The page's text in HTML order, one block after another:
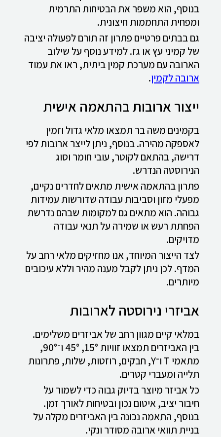
בנוסף, הוא משפר את הבטיחות התרמית
ומפחית התחממות חיצונית.
גם בבתים פרטיים פתרון זה תורם לפעולה יציבה
של קמיני עץ או גז. למידע נוסף על שילוב
הארובה עם מערכת קמין ביתית, ראו את עמוד
ארובה לקמין.
ייצור ארובות בהתאמה אישית
בקמינים משה בר תמצאו מלאי גדול וזמין
לאספקה מהירה. בנוסף, ניתן לייצר ארובות לפי
דרישה, בהתאם לקוטר, עובי חומר וסוג
הנירוסטה הנדרש.
פתרון בהתאמה אישית מתאים לחדרים נקיים,
מפעלי מזון וסביבות עבודה שדורשות עמידות
גבוהה. הוא מתאים גם למקומות שבהם נדרשת
הפחתת רעש או שמירה על תנאי עבודה
מדויקים.
לצד הייצור המיוחד, אנו מחזיקים מלאי רחב על
המדף. לכן ניתן לקבל מענה מהיר וללא עיכובים
מיותרים.
אביזרי נירוסטה לארובות
במלאי קיים מגוון רחב של אביזרים משלימים.
בין האביזרים תמצאו זוויות 15°, 45° ו־90°,
מתאמי T ו־Y, חבקים, רוזטות, שלות, פתרונות
תלייה ומעברי קטרים.
כל אביזר מיוצר בדיוק גבוה כדי לשמור על
חיבור יציב, איטום נכון ובטיחות לאורך זמן.
בנוסף, התאמה נכונה בין האביזרים מקלה על
בניית תוואי ארובה מסודר ונקי.